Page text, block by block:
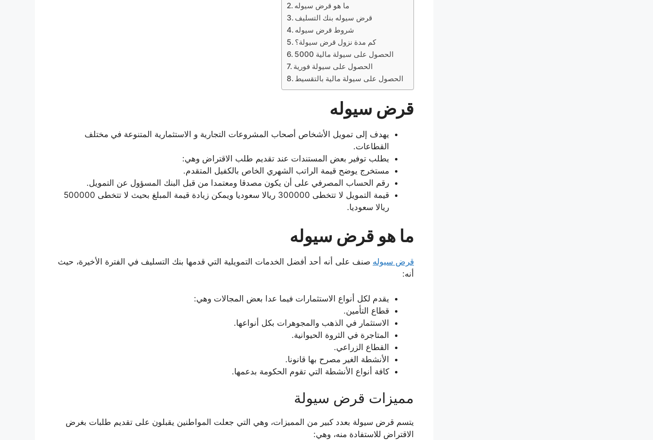
ما هو قرض سيوله
قرض سيوله بنك التسليف
شروط قرض سيوله
كم مدة نزول قرض سيولة؟
الحصول على سيولة مالية 5000
الحصول على سيولة فورية
الحصول على سيولة مالية بالتقسيط
قرض سيوله
يهدف إلى تمويل الأشخاص أصحاب المشروعات التجارية و الاستثمارية المتنوعة في مختلف
القطاعات.
يطلب توفير بعض المستندات عند تقديم طلب الاقتراض وهي:
مستخرج يوضح قيمة الراتب الشهري الخاص بالكفيل المتقدم.
رقم الحساب المصرفي على أن يكون مصدقا ومعتمدا من قبل البنك المسؤول عن التمويل.
قيمة التمويل لا تتخطى 300000 ريالا سعوديا ويمكن زيادة قيمة المبلغ بحيث لا تتخطى 500000
ريالا سعوديا.
ما هو قرض سيوله
قرض سيوله صنف على أنه أحد أفضل الخدمات التمويلية التي قدمها بنك التسليف في الفترة الأخيرة، حيث
أنه:
يقدم لكل أنواع الاستثمارات فيما عدا بعض المجالات وهي:
قطاع التأمين.
الاستثمار في الذهب والمجوهرات بكل أنواعها.
المتاجرة في الثروة الحيوانية.
القطاع الزراعي.
الأنشطة الغير مصرح بها قانونا.
كافة أنواع الأنشطة التي تقوم الحكومة بدعمها.
مميزات قرض سيولة
يتسم قرض سيولة بعدد كبير من المميزات، وهي التي جعلت المواطنين يقبلون على تقديم طلبات بغرض
الاقتراض للاستفادة منه، وهي: